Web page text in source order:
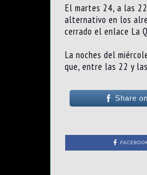
El martes 24, a las
alternativo en los
cerrado el enlace La
La noches del
que, entre las 22 y
Share